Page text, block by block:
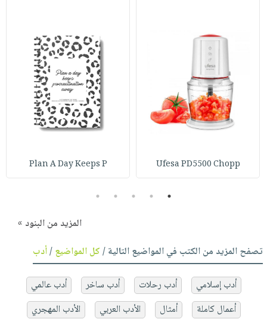
Ufesa PD5500 Chopp
Plan A Day Keeps P
1
2
3
4
5
المزيد من البنود »
تصفح المزيد من الكتب في المواضيع التالية /كل المواضيع/أدب
أدب إسلامي أدب رحلات أدب ساخر
أدب عالمي
أعمال كاملة
أمثال الأدب العربي
الأدب المهجري